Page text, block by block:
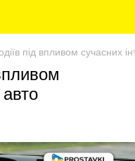
під впливом сучасних